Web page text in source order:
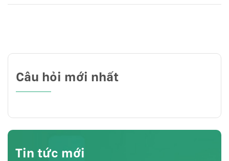
Câu hỏi mới nhất
Tin tức mới